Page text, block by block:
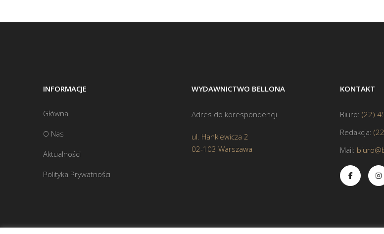
INFORMACJE
Główna
O Nas
Aktualności
Polityka Prywatności
WYDAWNICTWO BELLONA
Adres do korespondencji
ul. Hankiewicza 2
02-103 Warszawa
KONTAKT
Biuro: (22)
Redakcja:
Mail: